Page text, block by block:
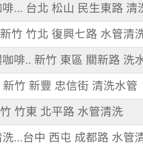
... 台北 松山 民生東路 清
竹 竹北 復興七路 水管清
啡.. 新竹 東區 關新路 洗
竹 新豐 忠信街 清洗水管
竹東 北平路 水管清洗
...台中 西屯 成都路 水管